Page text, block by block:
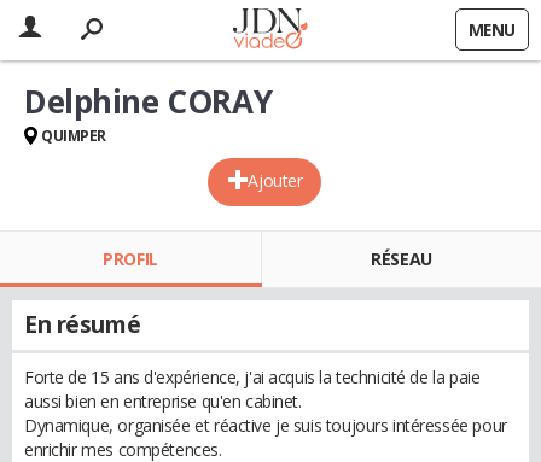
MENU
Ajouter
Delphine CORAY
QUIMPER
PROFIL RÉSEAU
En résumé
Forte de 15 ans d'expérience, j'ai acquis la technicité de la paie
aussi bien en entreprise qu'en cabinet.
Dynamique, organisée et réactive je suis toujours intéressée pour
enrichir mes compétences.